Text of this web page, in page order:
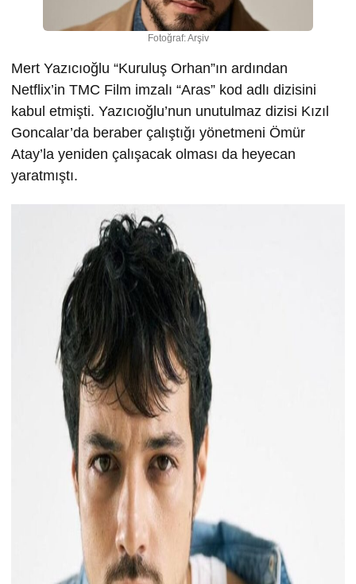
Fotoğraf: Arşiv
Mert Yazıcıoğlu “Kuruluş Orhan”ın ardından
Netflix’in TMC Film imzalı “Aras” kod adlı dizisini
kabul etmişti. Yazıcıoğlu’nun unutulmaz dizisi Kızıl
Goncalar’da beraber çalıştığı yönetmeni Ömür
Atay’la yeniden çalışacak olması da heyecan
yaratmıştı.